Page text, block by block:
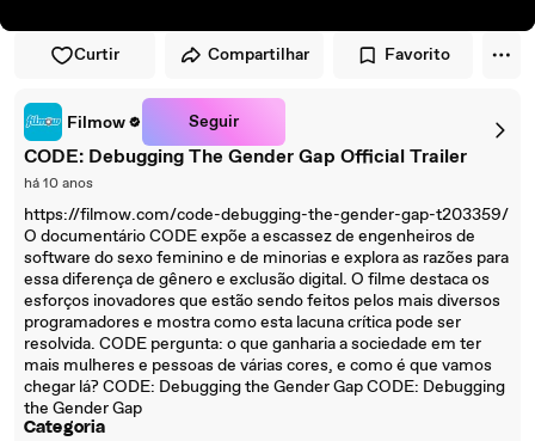
Curtir Compartilhar Favorito
Filmow Seguir
CODE: Debugging The Gender Gap Official Trailer
há 10 anos
https://filmow.com/code-debugging-the-gender-gap-t203359/
O documentário CODE expõe a escassez de engenheiros de
software do sexo feminino e de minorias e explora as razões para
essa diferença de gênero e exclusão digital. O filme destaca os
esforços inovadores que estão sendo feitos pelos mais diversos
programadores e mostra como esta lacuna crítica pode ser
resolvida. CODE pergunta: o que ganharia a sociedade em ter
mais mulheres e pessoas de várias cores, e como é que vamos
chegar lá? CODE: Debugging the Gender Gap CODE: Debugging
the Gender Gap
Categoria